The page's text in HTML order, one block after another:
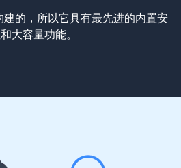
的，所以它具有最先进的内置安
大容量功能。